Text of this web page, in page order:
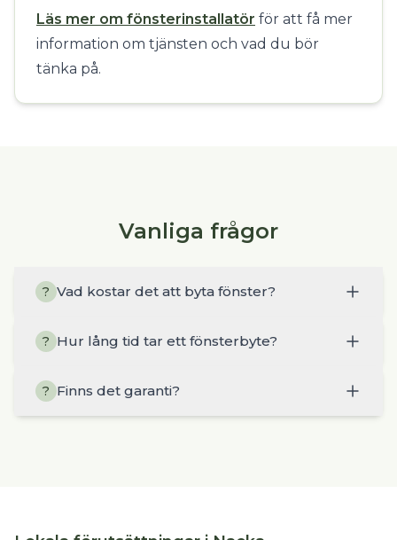
Läs mer om fönsterinstallatör för att få mer
information om tjänsten och vad du bör
tänka på.
Vanliga frågor
? Vad kostar det att byta fönster?
? Hur lång tid tar ett fönsterbyte?
? Finns det garanti?